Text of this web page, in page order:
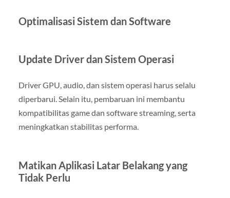
Optimalisasi Sistem dan Software
Update Driver dan Sistem Operasi
Driver GPU, audio, dan sistem operasi harus selalu
diperbarui. Selain itu, pembaruan ini membantu
kompatibilitas game dan software streaming, serta
meningkatkan stabilitas performa.
Matikan Aplikasi Latar Belakang yang
Tidak Perlu